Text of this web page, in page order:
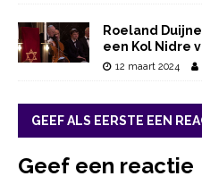
Roeland
een Kol Nidre
12 maart 2024
GEEF ALS EERSTE EEN
Geef een reactie